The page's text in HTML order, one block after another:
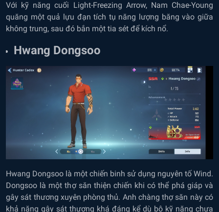
Với kỹ năng cuối Light-Freezing Arrow, Nam Chae-Young
quăng một quả lựu đạn tích tụ năng lượng băng vào giữa
không trung, sau đó bắn một tia sét để kích nổ.
Hwang Dongsoo
Hwang Dongsoo là một chiến binh sử dụng nguyên tố Wind.
Dongsoo là một thợ săn thiện chiến khi có thể phá giáp và
gây sát thương xuyên phòng thủ. Anh chàng thợ săn này có
khả năng gây sát thương khá đáng kể dù bộ kỹ năng chưa